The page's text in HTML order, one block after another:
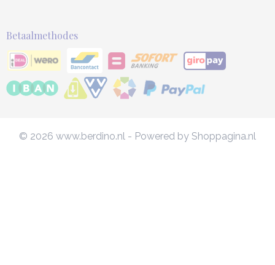
Betaalmethodes
© 2026 www.berdino.nl - Powered by Shoppagina.nl